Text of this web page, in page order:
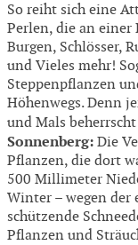
So reiht sich eine
Perlen, die an einer
Burgen, Schlösser,
und Vieles mehr!
Steppenpflanzen
Höhenwegs. Denn
und Mals
Sonnenberg: Die
Pflanzen, die dort
500 Millimeter
Winter – wegen der
schützende
Pflanzen und